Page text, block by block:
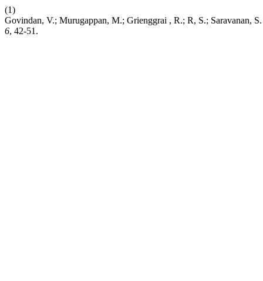
(1)
Govindan, V.; Murugappan, M.; Grienggrai , R.; R, S.; Saravanan,
6, 42-51.